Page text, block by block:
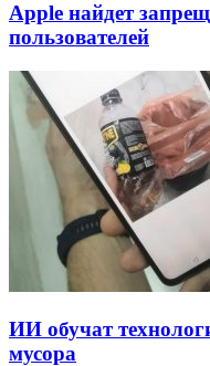
Apple найдет
пользователей
ИИ обучат
мусора